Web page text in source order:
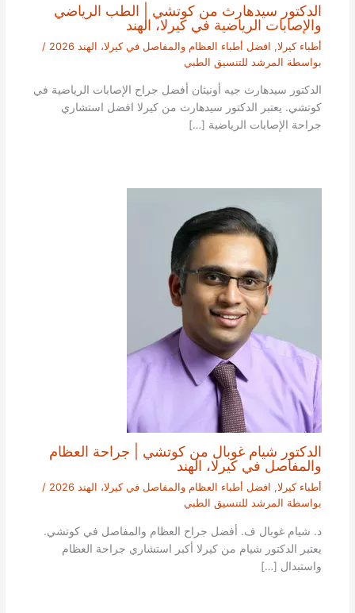
الدكتور سيدهارث من كوتشي | الطب الرياضي
والإصابات الرياضية في كيرلا، الهند
أطباء كيرلا, افضل أطباء العظام والمفاصل في كيرلا، الهند 2026
/
بواسطة المرشد للتنسيق الطبي
الدكتور سيدهارث جيه أونيثان أفضل جراح الإصابات الرياضية في
كوتشي. يعتبر الدكتور سيدهارث من كيرلا افضل استشاري
جراحة الإصابات الرياضية […]
الدكتور شيام غوبال من كوتشي | جراحة العظام
والمفاصل في كيرلا، الهند
أطباء كيرلا, افضل أطباء العظام والمفاصل في كيرلا، الهند 2026
/
بواسطة المرشد للتنسيق الطبي
د. شيام غوبال ف. أفضل جراح العظام والمفاصل في كوتشي.
يعتبر الدكتور شيام من كيرلا أكبر استشاري جراحة العظام
واستبدال […]